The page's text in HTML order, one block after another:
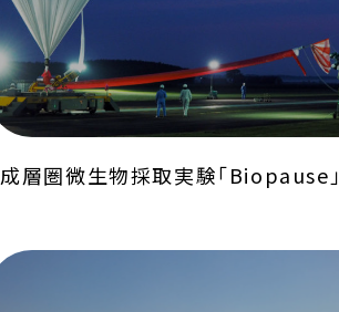
成層圏微生物採取実験「Biopause」